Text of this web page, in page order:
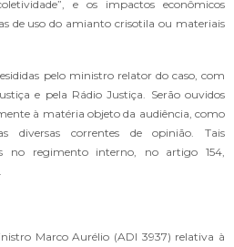
e os impactos econômicos
de uso do amianto crisotila ou materiais
pelo ministro relator do caso, com
e pela Rádio Justiça. Serão ouvidos
à matéria objeto da audiência, como
diversas correntes de opinião. Tais
no regimento interno, no artigo 154,
Marco Aurélio (ADI 3937) relativa à